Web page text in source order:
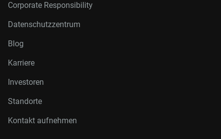
Corporate Responsibility
Datenschutzzentrum
Blog
Karriere
Investoren
Standorte
Kontakt aufnehmen